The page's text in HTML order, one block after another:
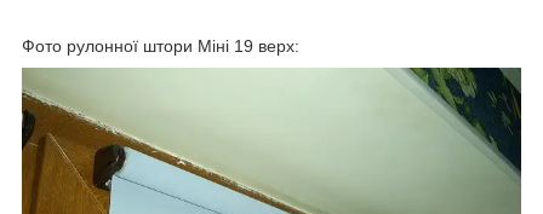
Фото рулонної штори Міні 19 верх: